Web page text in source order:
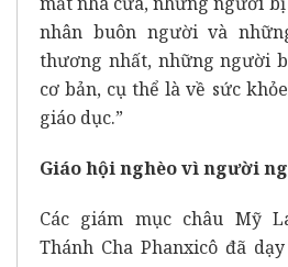
nhân buôn người và
thương nhất, những người
cơ bản, cụ thể là về sức
giáo dục.”
Giáo hội nghèo vì người
Các giám mục châu Mỹ
Thánh Cha Phanxicô đã